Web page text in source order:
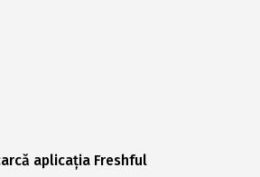
aplicația Freshful